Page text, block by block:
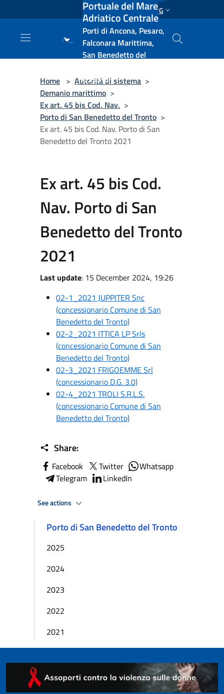
Salta al contenuto principale ENG
Portuale del Mare
Adriatico Centrale
Porti di Ancona, Pesaro,
Falconara Marittima,
San Benedetto del
e Vasto
Home > Autorità di sistema >
Demanio marittimo >
Ex art. 45 bis Cod. Nav. >
Porto di San Benedetto del Tronto >
Ex art. 45 bis Cod. Nav. Porto di San
Benedetto del Tronto 2021
Ex art. 45 bis Cod.
Nav. Porto di San
Benedetto del Tronto
2021
Last update: 15 December 2024, 19:26
02-1_2021 JUPPITER Snc
(concessionario Comune di San
Benedetto del Tronto)
02-2_2021 ITTICA LP Srls
(concessionario Comune di San
Benedetto del Tronto)
02-3_2021 FRIGOEMME Srl
(concessionario D.G. 3.0)
02-4_2021 TROLI S.R.L.S.
(concessionario Comune di San
Benedetto del Tronto)
Share:
Facebook Twitter
Whatsapp
Telegram
LinkedIn
See actions
Porto di San Benedetto del Tronto
2025
2024
2023
2022
2021